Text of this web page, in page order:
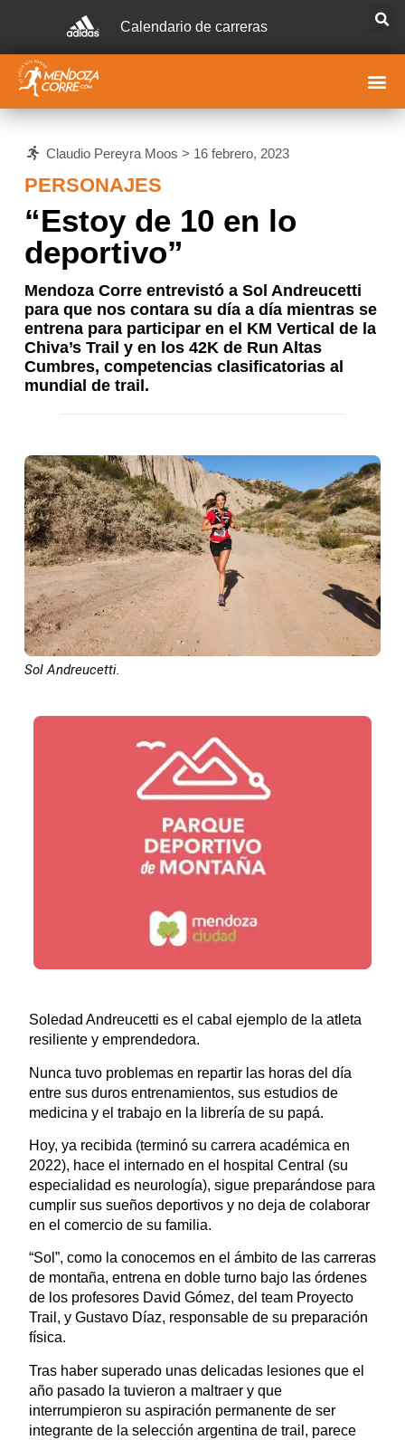
Calendario de carreras
Claudio Pereyra Moos > 16 febrero, 2023
PERSONAJES
“Estoy de 10 en lo
deportivo”
Mendoza Corre entrevistó a Sol Andreucetti
para que nos contara su día a día mientras se
entrena para participar en el KM Vertical de la
Chiva’s Trail y en los 42K de Run Altas
Cumbres, competencias clasificatorias al
mundial de trail.
Sol Andreucetti.
Soledad Andreucetti es el cabal ejemplo de la atleta
resiliente y emprendedora.
Nunca tuvo problemas en repartir las horas del día
entre sus duros entrenamientos, sus estudios de
medicina y el trabajo en la librería de su papá.
Hoy, ya recibida (terminó su carrera académica en
2022), hace el internado en el hospital Central (su
especialidad es neurología), sigue preparándose para
cumplir sus sueños deportivos y no deja de colaborar
en el comercio de su familia.
“Sol”, como la conocemos en el ámbito de las carreras
de montaña, entrena en doble turno bajo las órdenes
de los profesores David Gómez, del team Proyecto
Trail, y Gustavo Díaz, responsable de su preparación
física.
Tras haber superado unas delicadas lesiones que el
año pasado la tuvieron a maltraer y que
interrumpieron su aspiración permanente de ser
integrante de la selección argentina de trail, parece